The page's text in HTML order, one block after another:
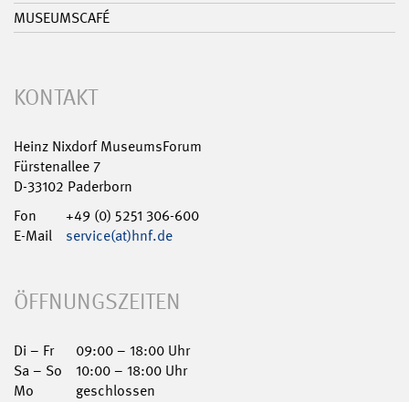
MUSEUMSCAFÉ
KONTAKT
Heinz Nixdorf MuseumsForum
Fürstenallee 7
D-33102 Paderborn
Fon
+49 (0) 5251 306-600
E-Mail
service(at)hnf.de
ÖFFNUNGSZEITEN
Di – Fr
09:00 – 18:00 Uhr
Sa – So
10:00 – 18:00 Uhr
Mo
geschlossen